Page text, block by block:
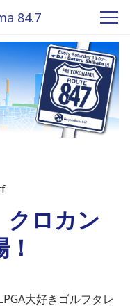
84.7
クロカン
大好きゴルフタレ